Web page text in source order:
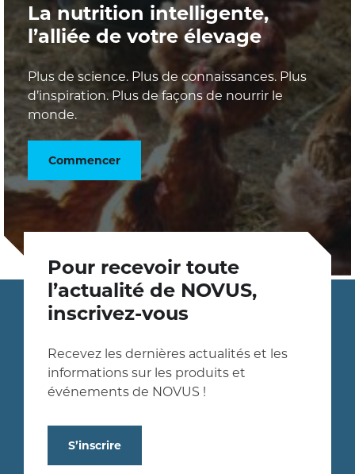
La nutrition intelligente,
l’alliée de votre élevage
Plus de science. Plus de connaissances. Plus
d’inspiration. Plus de façons de nourrir le
monde.
Commencer
Pour recevoir toute
l’actualité de NOVUS,
inscrivez-vous
Recevez les dernières actualités et les
informations sur les produits et
événements de NOVUS !
S’inscrire